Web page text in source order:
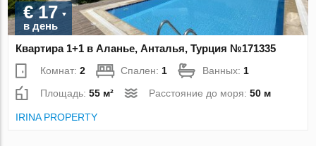
€ 17
в день
Квартира 1+1 в Аланье, Анталья, Турция №171335
Комнат:2 Спален: 1 Ванных: 1
Площадь:55 м² Расстояние до моря:50 м
IRINA PROPERTY